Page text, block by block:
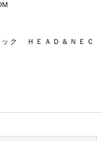
ク ＨＥＡＤ＆ＮＥＣ